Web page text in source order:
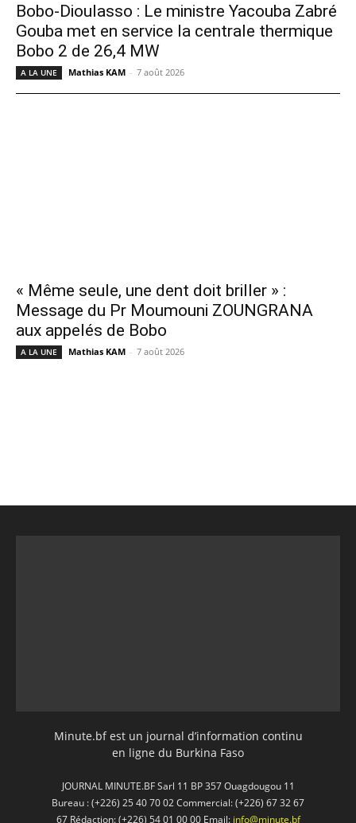
Bobo-Dioulasso : Le ministre Yacouba Zabré
Gouba met en service la centrale thermique
Bobo 2 de 26,4 MW
A LA UNE Mathias KAM - 7 août 2026
« Même seule, une dent doit briller » :
Message du Pr Moumouni ZOUNGRANA
aux appelés de Bobo
A LA UNE Mathias KAM - 7 août 2026
Minute.bf est un journal d’information continu
en ligne du Burkina Faso
JOURNAL MINUTE.BF Sarl 11 BP 357 Ouagdougou 11
Bureau : (+226) 25 40 70 02 Commercial: (+226) 67 32 67
67 Rédaction: (+226) 54 01 00 00 Email: info@minute.bf